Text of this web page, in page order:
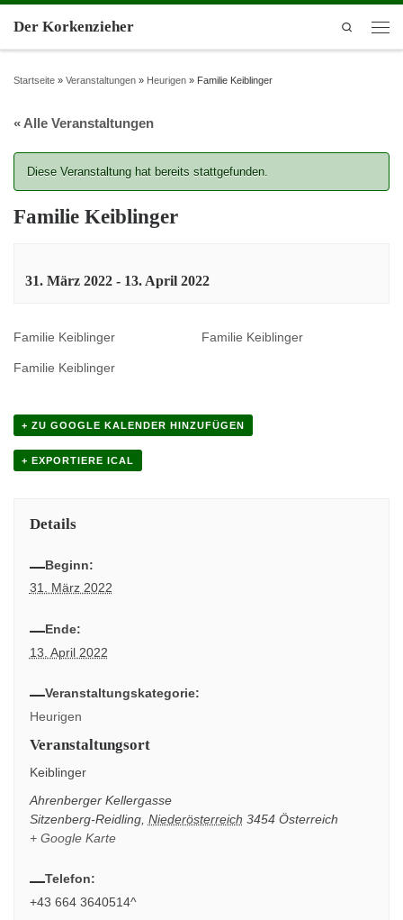
Der Korkenzieher Search
Startseite » Veranstaltungen » Heurigen » Familie Keiblinger
« Alle Veranstaltungen
Diese Veranstaltung hat bereits stattgefunden.
Familie Keiblinger
31. März 2022 - 13. April 2022
Familie Keiblinger Familie Keiblinger
Familie Keiblinger
+ ZU GOOGLE KALENDER HINZUFÜGEN
+ EXPORTIERE ICAL
Details
Beginn:
31. März 2022
Ende:
13. April 2022
Veranstaltungskategorie:
Heurigen
Veranstaltungsort
Keiblinger
Ahrenberger Kellergasse
Sitzenberg-Reidling, Niederösterreich 3454 Österreich
+ Google Karte
Telefon:
+43 664 3640514^